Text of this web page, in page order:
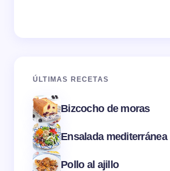
ÚLTIMAS RECETAS
Bizcocho de moras
Ensalada mediterránea
Pollo al ajillo